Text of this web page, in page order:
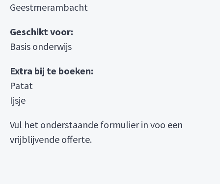
Geestmerambacht
Geschikt voor:
Basis onderwijs
Extra bij te boeken:
Patat
Ijsje
Vul het onderstaande formulier in voo een
vrijblijvende offerte.